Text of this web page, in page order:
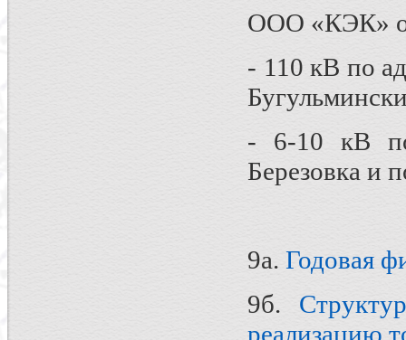
ООО «КЭК»
- 110 кВ по
- 6-10 кВ по
Березовка и
9а. Годовая
9б.
реализацию